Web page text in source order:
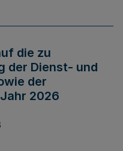
die zu
der Dienst- und
der
2026